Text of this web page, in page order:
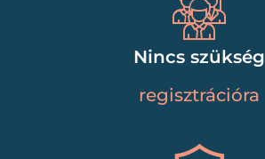
Nincs szükség
regisztrációra